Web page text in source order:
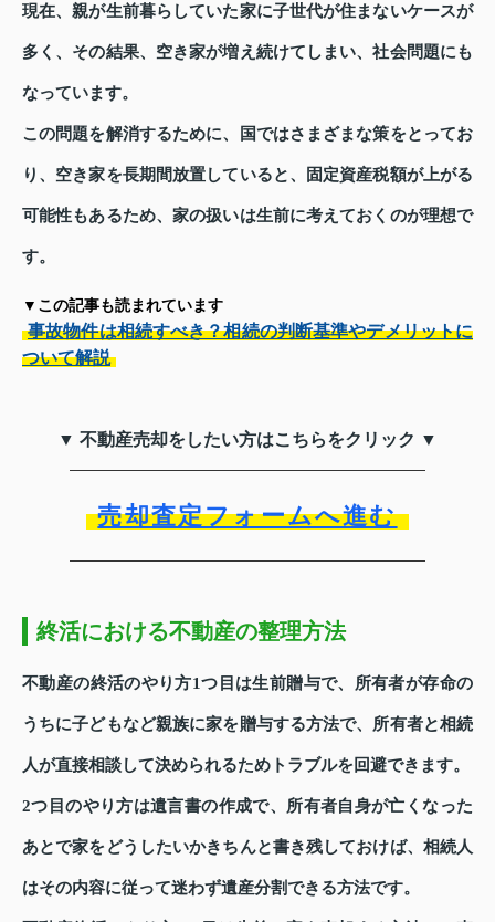
現在、親が生前暮らしていた家に子世代が住まないケースが
多く、その結果、空き家が増え続けてしまい、社会問題にも
なっています。
この問題を解消するために、国ではさまざまな策をとってお
り、空き家を長期間放置していると、固定資産税額が上がる
可能性もあるため、家の扱いは生前に考えておくのが理想で
す。
▼この記事も読まれています
事故物件は相続すべき？相続の判断基準やデメリットに
ついて解説
▼ 不動産売却をしたい方はこちらをクリック ▼
売却査定フォームへ進む
終活における不動産の整理方法
不動産の終活のやり方1つ目は生前贈与で、所有者が存命の
うちに子どもなど親族に家を贈与する方法で、所有者と相続
人が直接相談して決められるためトラブルを回避できます。
2つ目のやり方は遺言書の作成で、所有者自身が亡くなった
あとで家をどうしたいかきちんと書き残しておけば、相続人
はその内容に従って迷わず遺産分割できる方法です。